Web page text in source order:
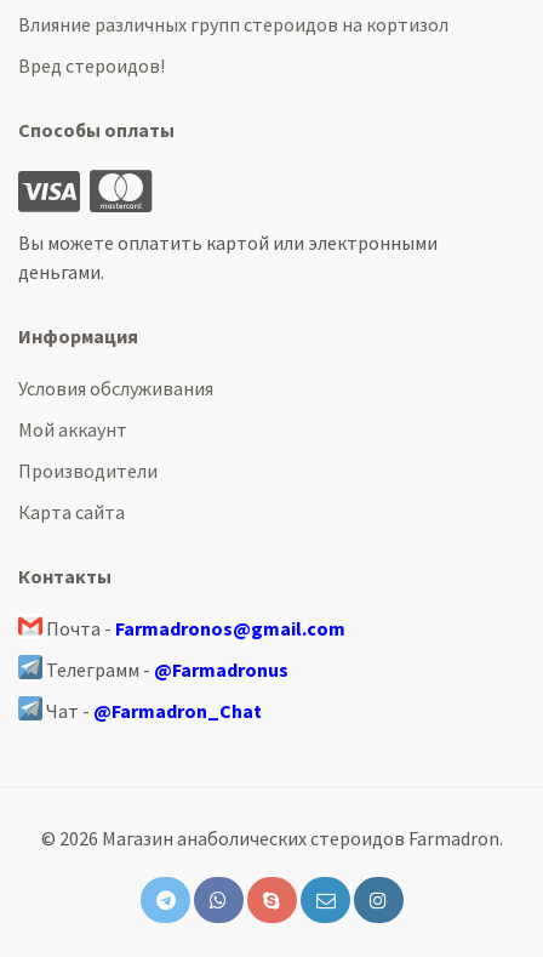
Влияние различных групп стероидов на кортизол
Вред стероидов!
Способы оплаты
Вы можете оплатить картой или электронными
деньгами.
Информация
Условия обслуживания
Мой аккаунт
Производители
Карта сайта
Контакты
Почта - Farmadronos@gmail.com
Телеграмм - @Farmadronus
Чат - @Farmadron_Chat
© 2026 Магазин анаболических стероидов Farmadron.